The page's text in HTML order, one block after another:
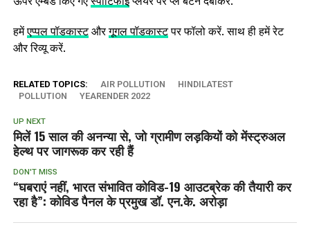
हमेंएप्‍पल पॉडकास्‍टऔरगूगल पॉडकास्‍टपर फॉलो करें. साथ ही हमें रेट
और रिव्‍यू करें.
RELATED TOPICS: AIR POLLUTION
HINDILATEST
POLLUTION
YEARENDER 2022
UP NEXT
मिलें 15 साल की अनन्या से, जो ग्रामीण लड़कियों को मेंस्ट्रुअल
हेल्‍थ पर जागरूक कर रही हैं
DON'T MISS
“घबराएं नहीं, भारत संभावित कोविड-19 आउटब्रेक की तैयारी कर
रहा है”: कोविड पैनल के प्रमुख डॉ. एन.के. अरोड़ा